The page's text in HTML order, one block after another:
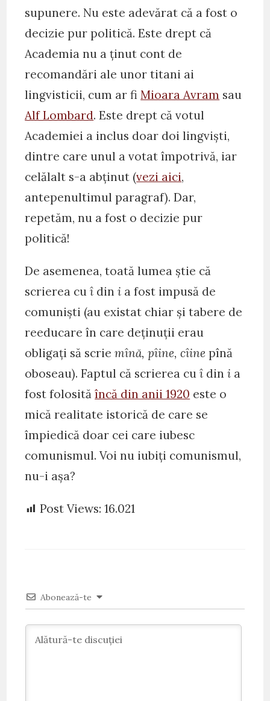
supunere. Nu este adevărat că a fost o
decizie pur politică. Este drept că
Academia nu a ținut cont de
recomandări ale unor titani ai
lingvisticii, cum ar fiMioara Avram sau
Alf Lombard. Este drept că votul
Academiei a inclus doar doi lingviști,
dintre care unul a votat împotrivă, iar
celălalt s-a abținut (vezi aici,
antepenultimul paragraf). Dar,
repetăm, nu a fost o decizie pur
politică!
De asemenea, toată lumea știe că
scrierea cuî dini a fost impusă de
comuniști (au existat chiar și tabere de
reeducare în care deținuții erau
obligați să scriemînă, pîine, cîine pînă
oboseau). Faptul că scrierea cuî dini a
fost folosităîncă din anii 1920 este o
mică realitate istorică de care se
împiedică doar cei care iubesc
comunismul. Voi nu iubiți comunismul,
nu-i așa?
Post Views: 16.021
Abonează-te